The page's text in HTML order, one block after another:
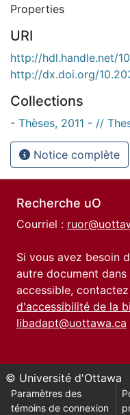
Properties
URI
http://hdl.handle.net/
http://dx.doi.org/
Collections
- Thèses, 2011 - //
Notice complète
Recherche uO
Courriel :
Si vous avez besoin
autre document dans
accessible,
d'accessibilité de la
libadapt@uottawa.ca
© Université d'Ottawa
Paramètres des
témoins de connexion